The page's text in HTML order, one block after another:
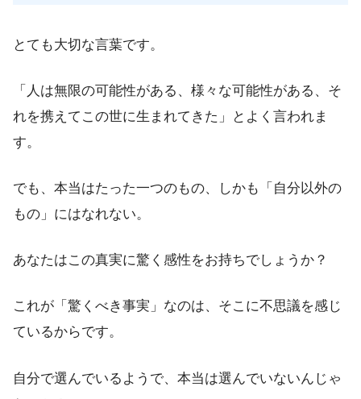
とても大切な言葉です。
「人は無限の可能性がある、様々な可能性がある、そ
れを携えてこの世に生まれてきた」とよく言われま
す。
でも、本当はたった一つのもの、しかも「自分以外の
もの」にはなれない。
あなたはこの真実に驚く感性をお持ちでしょうか？
これが「驚くべき事実」なのは、そこに不思議を感じ
ているからです。
自分で選んでいるようで、本当は選んでいないんじゃ